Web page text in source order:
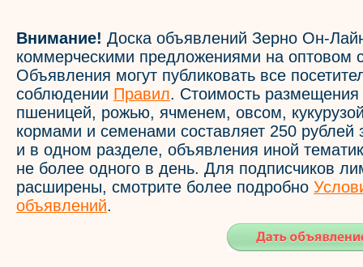
Внимание! Доска объявлений Зерно Он-
коммерческими предложениями на оптовом
Объявления могут публиковать все
соблюдении Правил. Стоимость
пшеницей, рожью, ячменем, овсом,
кормами и семенами составляет 250 рублей
и в одном разделе, объявления иной
не более одного в день. Для подписчиков
расширены, смотрите более подробно
объявлений.